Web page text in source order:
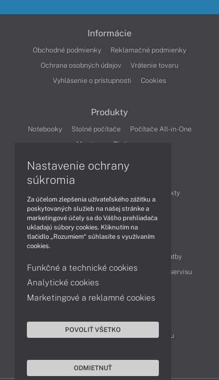
Informácie
Obchodné podmienky
Reklamačné podmienky
Ochrana osobných údajov
Vrátenie tovaru
Vyhlásenie o prístupnosti
Cookies
Produkty
Notebooky Stolné počítače
Počítače All-in-One
Monitory
Tlačiarne
Produkty
Technológie
Videá
Obsah
Možnosti doručenia a platby
Podpora a servis
Servisné služby Cenník servisu
Kontakty
043 4224 771
Obchodné oddelenie
Reklamácia tovaru
Nastavenie ochrany
súkromia
Za účelom zlepšenia užívateľského zážitku a
poskytovaných služieb na našej stránke a
marketingové účely sa do Vášho prehliadača
ukladajú súbory cookies. Kliknutím na
tlačidlo „Rozumiem“ súhlasíte s využívaním
cookies.
Funkčné a technické cookies
Analytické cookies
Marketingové a reklamné cookies
POVOLIŤ VŠETKO
ODMIETNUŤ